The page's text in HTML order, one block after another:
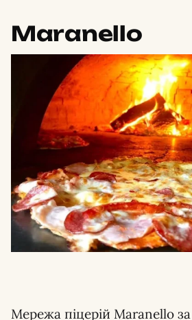
Maranello
Мережа піцерій Maranello